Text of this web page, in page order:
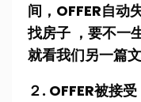
间，OFFER自动
找房子 ，要不一
就看我们另一篇
２. OFFER被接